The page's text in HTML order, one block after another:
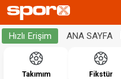
Hızlı Erişim ANA SAYFA
Takımım Fikstür